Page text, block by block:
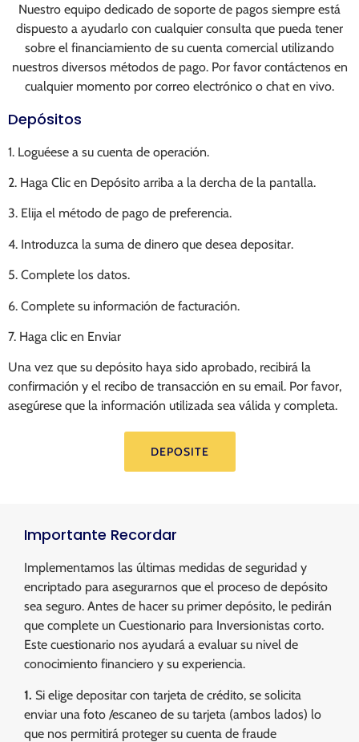
Nuestro equipo dedicado de soporte de pagos siempre está
dispuesto a ayudarlo con cualquier consulta que pueda tener
sobre el financiamiento de su cuenta comercial utilizando
nuestros diversos métodos de pago. Por favor contáctenos en
cualquier momento por correo electrónico o chat en vivo.
Depósitos
1. Loguéese a su cuenta de operación.
2. Haga Clic en Depósito arriba a la dercha de la pantalla.
3. Elija el método de pago de preferencia.
4. Introduzca la suma de dinero que desea depositar.
5. Complete los datos.
6. Complete su información de facturación.
7. Haga clic en Enviar
Una vez que su depósito haya sido aprobado, recibirá la
confirmación y el recibo de transacción en su email. Por favor,
asegúrese que la información utilizada sea válida y completa.
DEPOSITE
Importante Recordar
Implementamos las últimas medidas de seguridad y
encriptado para asegurarnos que el proceso de depósito
sea seguro. Antes de hacer su primer depósito, le pedirán
que complete un Cuestionario para Inversionistas corto.
Este cuestionario nos ayudará a evaluar su nivel de
conocimiento financiero y su experiencia.
1. Si elige depositar con tarjeta de crédito, se solicita
enviar una foto /escaneo de su tarjeta (ambos lados) lo
que nos permitirá proteger su cuenta de fraude